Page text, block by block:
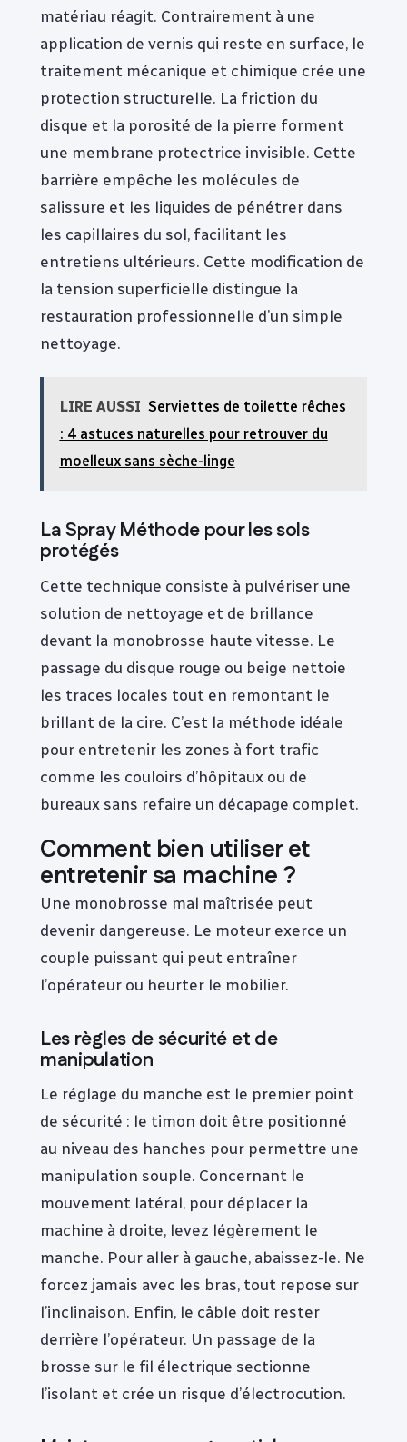
matériau réagit. Contrairement à une
application de vernis qui reste en surface, le
traitement mécanique et chimique crée une
protection structurelle. La friction du
disque et la porosité de la pierre forment
une membrane protectrice invisible. Cette
barrière empêche les molécules de
salissure et les liquides de pénétrer dans
les capillaires du sol, facilitant les
entretiens ultérieurs. Cette modification de
la tension superficielle distingue la
restauration professionnelle d’un simple
nettoyage.
LIRE AUSSI Serviettes de toilette rêches
: 4 astuces naturelles pour retrouver du
moelleux sans sèche-linge
La Spray Méthode pour les sols
protégés
Cette technique consiste à pulvériser une
solution de nettoyage et de brillance
devant la monobrosse haute vitesse. Le
passage du disque rouge ou beige nettoie
les traces locales tout en remontant le
brillant de la cire. C’est la méthode idéale
pour entretenir les zones à fort trafic
comme les couloirs d’hôpitaux ou de
bureaux sans refaire un décapage complet.
Comment bien utiliser et
entretenir sa machine ?
Une monobrosse mal maîtrisée peut
devenir dangereuse. Le moteur exerce un
couple puissant qui peut entraîner
l’opérateur ou heurter le mobilier.
Les règles de sécurité et de
manipulation
Le réglage du manche est le premier point
de sécurité : le timon doit être positionné
au niveau des hanches pour permettre une
manipulation souple. Concernant le
mouvement latéral, pour déplacer la
machine à droite, levez légèrement le
manche. Pour aller à gauche, abaissez-le. Ne
forcez jamais avec les bras, tout repose sur
l’inclinaison. Enfin, le câble doit rester
derrière l’opérateur. Un passage de la
brosse sur le fil électrique sectionne
l’isolant et crée un risque d’électrocution.